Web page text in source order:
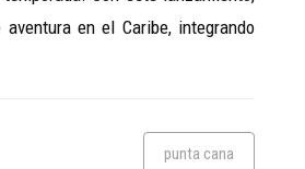
en el Caribe, integrando
punta cana